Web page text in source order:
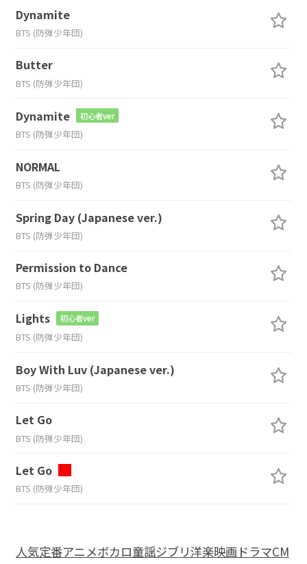
Dynamite
BTS (防弾少年団)
Butter
BTS (防弾少年団)
Dynamite 初心者ver
BTS (防弾少年団)
NORMAL
BTS (防弾少年団)
Spring Day (Japanese ver.)
BTS (防弾少年団)
Permission to Dance
BTS (防弾少年団)
Lights 初心者ver
BTS (防弾少年団)
Boy With Luv (Japanese ver.)
BTS (防弾少年団)
Let Go
BTS (防弾少年団)
Let Go
BTS (防弾少年団)
人気定番アニメボカロ童謡ジブリ洋楽映画ドラマCM